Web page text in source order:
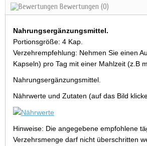
Bewertungen (0)
Nahrungsergänzungsmittel.
Portionsgröße: 4 Kap.
Verzehrempfehlung: Nehmen Sie einen
Kapseln) pro Tag mit einer Mahlzeit (z.B
Nahrungsergänzungsmittel.
Nährwerte und Zutaten (auf das Bild
Hinweise: Die angegebene empfohlene
Verzehrsmenge darf nicht überschritten